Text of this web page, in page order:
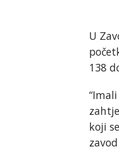
U
138
koji